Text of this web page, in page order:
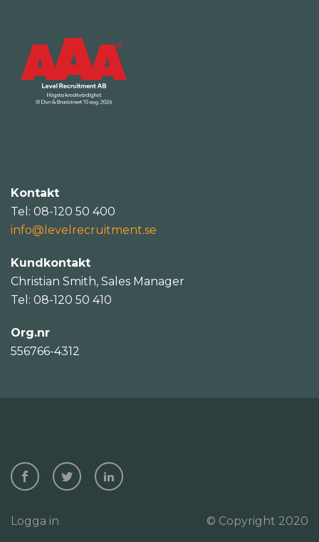
Kontakt
Tel: 08-120 50 400
info@levelrecruitment.se
Kundkontakt
Christian Smith, Sales Manager
Tel: 08-120 50 410
Org.nr
556766-4312
Logga in © Copyright 2020